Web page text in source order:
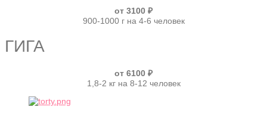
от 3100 ₽
900-1000 г на 4-6 человек
ГИГА
от 6100 ₽
1,8-2 кг на 8-12 человек